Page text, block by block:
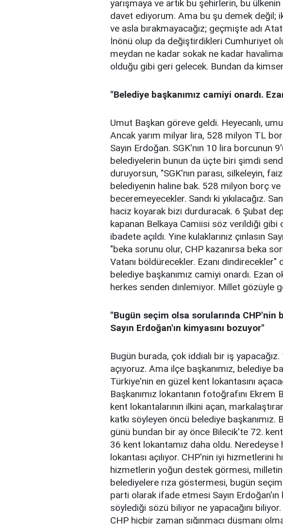
yarışmaya ve artık bu şehirlerin, bu
davet ediyorum. Ama bu şu demek değil;
ve asla bırakmayacağız; geçmişte adı
İnönü olup da değiştirdikleri Cumhuriyet
meydan ne kadar sokak ne kadar
olduğu gibi geri gelecek. Bundan da
"Belediye başkanımız camiyi onardı.
Umut Başkan göreve geldi. Heyecanlı,
Ancak yarım milyar lira, 528 milyon TL
Sayın Erdoğan. SGK'nın 10 lira borcunun
belediyelerin bunun da üçte biri şimdi
duruyorsun, "SGK'nın parası, silkeleyin,
belediyenin haline bak. 528 milyon borç ve
beceremeyecekler. Sandı ki yıkılacağız.
haciz koyarak bizi durduracak. 6 Şubat
kapanan Belkaya Camiisi söz verildiği gibi
ibadete açıldı. Yine kulaklarınız çınlasın
"beka sorunu olur, CHP kazanırsa beka
Vatanı böldürecekler. Ezanı
belediye başkanımız camiyi onardı. Ezan
herkes senden dinlemiyor. Millet gözüyle
"Bugün seçim olsa sorularında CHP'nin
Sayın Erdoğan'ın kimyasını bozuyor"
Bugün burada, çok iddialı bir iş
açıyoruz. Ama ilçe başkanımız, belediye
Türkiye'nin en güzel kent lokantasını
Başkanımız lokantanın fotoğrafını Ekrem
kent lokantalarının ilkini açan,
katkı söyleyen öncü belediye
günü bundan bir ay önce Bilecik'te 72.
36 kent lokantamız daha oldu.
lokantası açılıyor. CHP'nin iyi hizmetlerini
hizmetlerin yoğun destek görmesi,
belediyelere rıza göstermesi, bugün
parti olarak ifade etmesi Sayın Erdoğan'ın
söylediği sözü biliyor ne yapacağını
CHP hiçbir zaman sığınmacı düşmanı